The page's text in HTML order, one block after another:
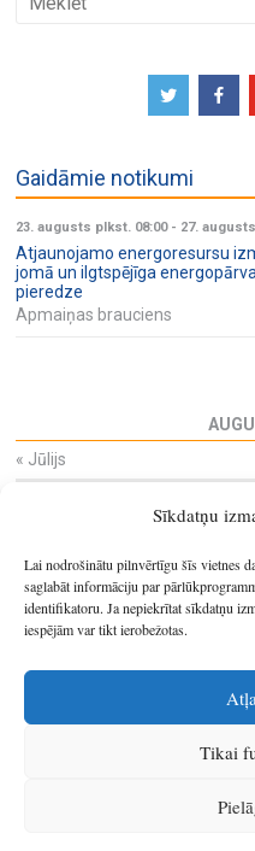
Sīkdatņu
Lai nodrošinātu pilnvērtīgu šīs vietnes
saglabāt informāciju par
identifikatoru. Ja nepiekrītat sīkdatņu
iespējām var tikt ierobežotas.
Tikai
Gaidāmie notikumi
23. augusts plkst. 08:00- 27.
Atjaunojamo energoresursu
jomā un ilgtspējīga
pieredze
Apmaiņas brauciens
« Jūlijs
29 30
10
11 12 13
17
18 19 20
24
25 26
31
1 2 3